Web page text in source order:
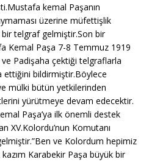
kemal Paşanın
üzerine müfettişlik
bir telgraf gelmiştir.Son bir
Kemal Paşa 7-8 Temmuz 1919
ve Padişaha çektiği telgraflarla
ettiğini bildirmiştir.Böylece
mülki bütün yetkilerinden
yürütmeye devam edecektir.
Paşa’ya ilk önemli destek
XV.Kolordu’nun Komutanı
ve Kolordum hepimiz
Karabekir Paşa büyük bir